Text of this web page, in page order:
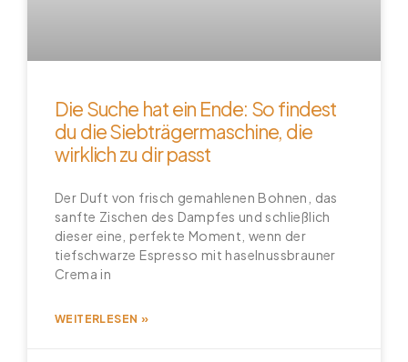
Die Suche hat ein Ende: So findest
du die Siebträgermaschine, die
wirklich zu dir passt
Der Duft von frisch gemahlenen Bohnen, das
sanfte Zischen des Dampfes und schließlich
dieser eine, perfekte Moment, wenn der
tiefschwarze Espresso mit haselnussbrauner
Crema in
WEITERLESEN »